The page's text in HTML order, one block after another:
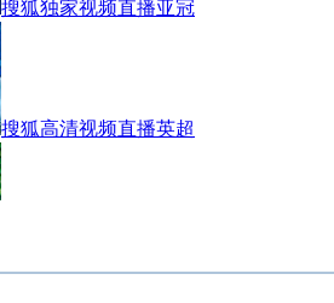
搜狐独家视频直播亚冠
搜狐高清视频直播英超